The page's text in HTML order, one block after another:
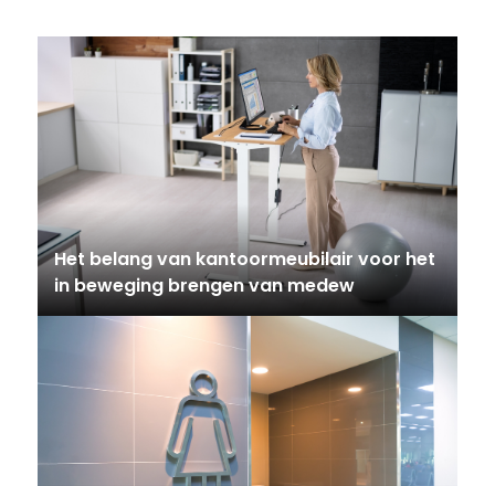
Het belang van kantoormeubilair voor het
in beweging brengen van medew